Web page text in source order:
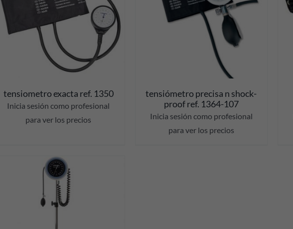
tensiometro exacta ref. 1350
Inicia sesión como profesional
para ver los precios
DETALLES
tensiómetro precisa n shock-
proof ref. 1364-107
Inicia sesión como profesional
para ver los precios
DETALLES